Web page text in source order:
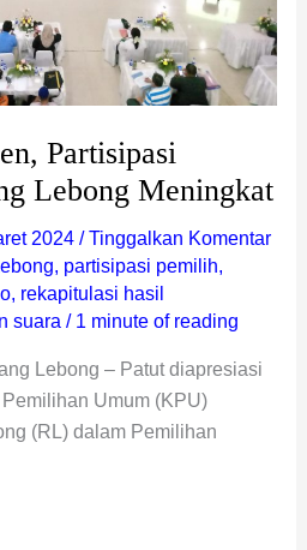
Partisipasi
Lebong Meningkat
2024 /Tinggalkan Komentar
, partisipasi pemilih,
, rekapitulasi hasil
suara / 1 minute of reading
Lebong – Patut diapresiasi
Umum (KPU)
(RL) dalam Pemilihan